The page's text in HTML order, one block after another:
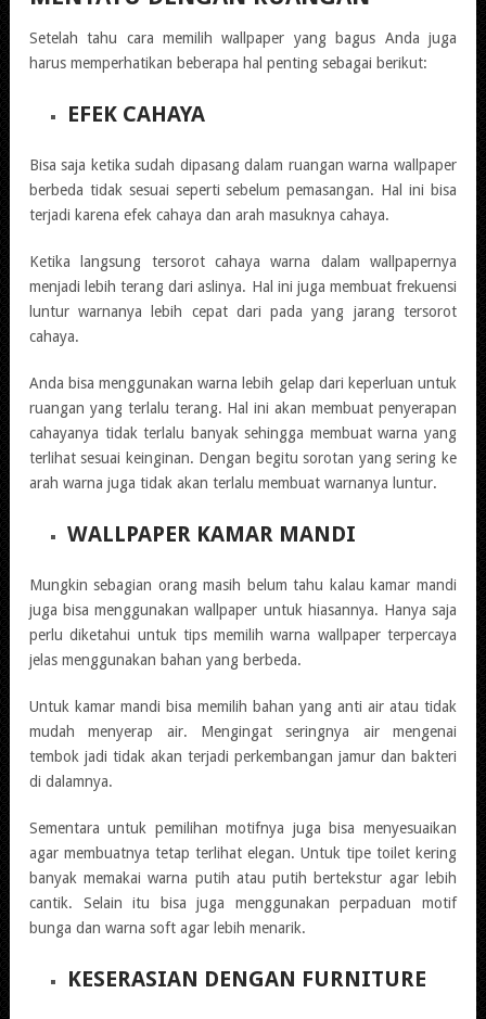
Setelah tahu cara memilih wallpaper yang bagus Anda juga
harus memperhatikan beberapa hal penting sebagai berikut:
EFEK CAHAYA
Bisa saja ketika sudah dipasang dalam ruangan warna wallpaper
berbeda tidak sesuai seperti sebelum pemasangan. Hal ini bisa
terjadi karena efek cahaya dan arah masuknya cahaya.
Ketika langsung tersorot cahaya warna dalam wallpapernya
menjadi lebih terang dari aslinya. Hal ini juga membuat frekuensi
luntur warnanya lebih cepat dari pada yang jarang tersorot
cahaya.
Anda bisa menggunakan warna lebih gelap dari keperluan untuk
ruangan yang terlalu terang. Hal ini akan membuat penyerapan
cahayanya tidak terlalu banyak sehingga membuat warna yang
terlihat sesuai keinginan. Dengan begitu sorotan yang sering ke
arah warna juga tidak akan terlalu membuat warnanya luntur.
WALLPAPER KAMAR MANDI
Mungkin sebagian orang masih belum tahu kalau kamar mandi
juga bisa menggunakan wallpaper untuk hiasannya. Hanya saja
perlu diketahui untuk tips memilih warna wallpaper terpercaya
jelas menggunakan bahan yang berbeda.
Untuk kamar mandi bisa memilih bahan yang anti air atau tidak
mudah menyerap air. Mengingat seringnya air mengenai
tembok jadi tidak akan terjadi perkembangan jamur dan bakteri
di dalamnya.
Sementara untuk pemilihan motifnya juga bisa menyesuaikan
agar membuatnya tetap terlihat elegan. Untuk tipe toilet kering
banyak memakai warna putih atau putih bertekstur agar lebih
cantik. Selain itu bisa juga menggunakan perpaduan motif
bunga dan warna soft agar lebih menarik.
KESERASIAN DENGAN FURNITURE